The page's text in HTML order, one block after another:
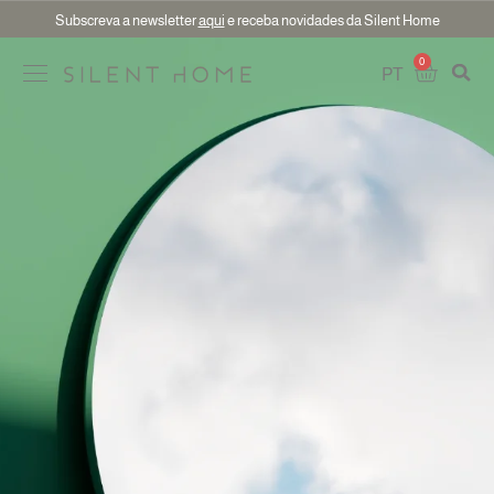
Subscreva a newsletteraqui e receba novidades da Silent Home
PT
0